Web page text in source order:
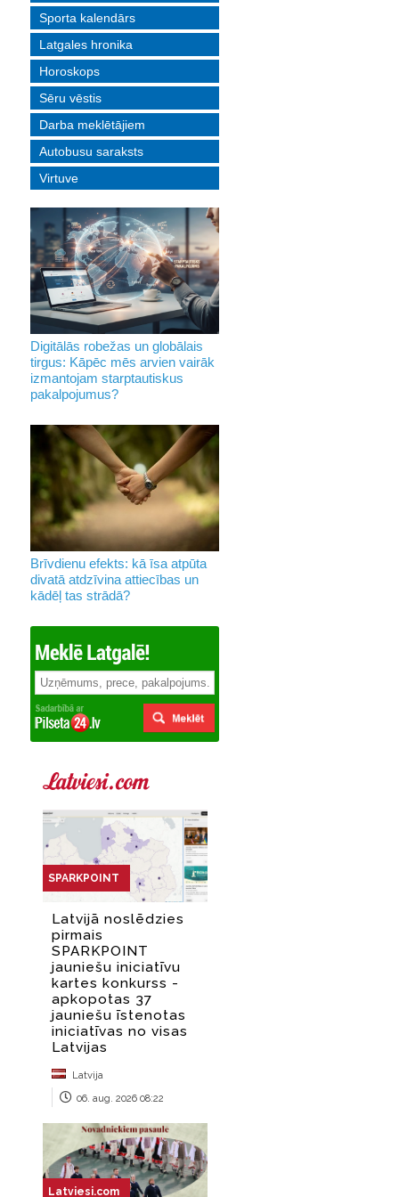
Sporta kalendārs
Latgales hronika
Horoskops
Sēru vēstis
Darba meklētājiem
Autobusu saraksts
Virtuve
Digitālās robežas un globālais
tirgus: Kāpēc mēs arvien vairāk
izmantojam starptautiskus
pakalpojumus?
Brīvdienu efekts: kā īsa atpūta
divatā atdzīvina attiecības un
kādēļ tas strādā?